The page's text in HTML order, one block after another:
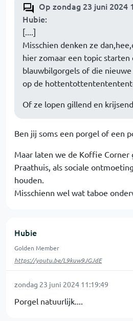
Op zondag 23 juni 2024
Hubie:
[....]
Misschien denken ze
hier zomaar een topic starten
blauwbilgorgels of die
op de
Of ze lopen gillend en
Ben jij soms een porgel of een
Maar laten we de Koffie Corner
Praathuis, als sociale
houden.
Misschienn wel wat taboe
Hubie
Golden Member
https://youtu.be/L9kuw9JGJdE
zondag 23 juni 2024 11:19:49
Porgel natuurlijk....